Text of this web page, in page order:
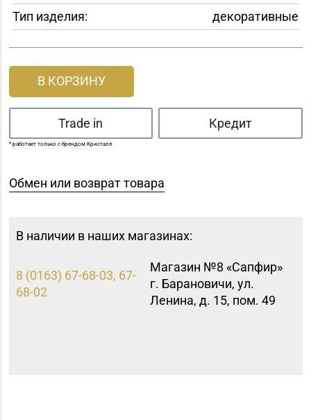
Тип изделия:
декоративные
В КОРЗИНУ
Trade in Кредит
* работает только с брендом Кристалл
Обмен или возврат товара
В наличии в наших магазинах:
8 (0163) 67-68-03, 67-
68-02
Магазин №8 «Сапфир»
г. Барановичи, ул.
Ленина, д. 15, пом. 49